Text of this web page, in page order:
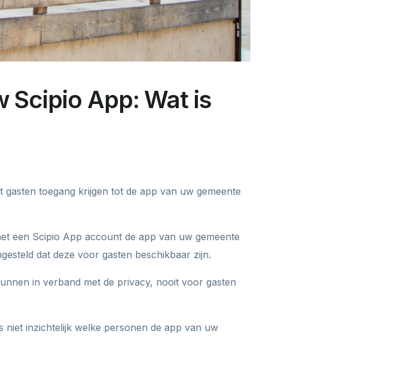
Scipio App: Wat is
toegang krijgen tot de app van uw gemeente
een Scipio App account de app van uw gemeente
dat deze voor gasten beschikbaar zijn.
in verband met de privacy, nooit voor gasten
niet inzichtelijk welke personen de app van uw